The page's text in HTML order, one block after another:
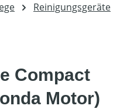
Reinigungsgeräte
Compact
Motor)